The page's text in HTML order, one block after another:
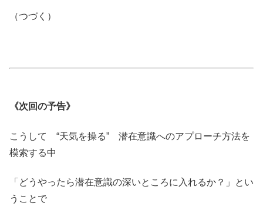
（つづく）
《次回の予告》
こうして “天気を操る” 潜在意識へのアプローチ方法を
模索する中
「どうやったら潜在意識の深いところに入れるか？」とい
うことで